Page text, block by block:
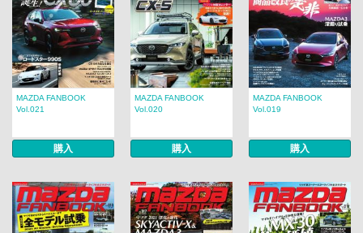
MAZDA FANBOOK
Vol.021
購入
MAZDA FANBOOK
Vol.020
購入
MAZDA FANBOOK
Vol.019
購入